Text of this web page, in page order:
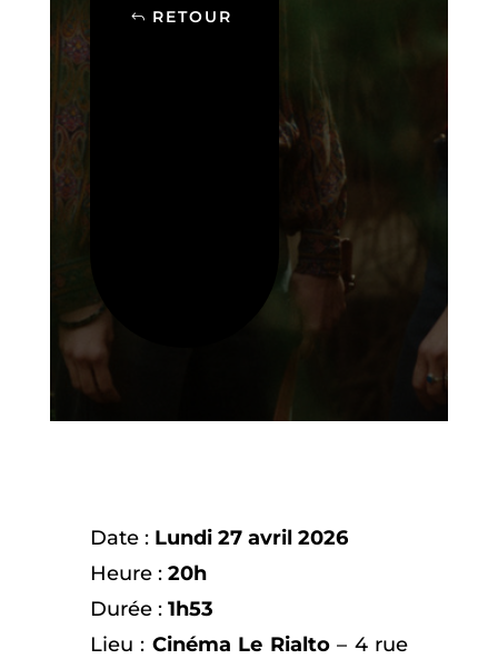
RETOUR
Date : Lundi 27 avril 2026
Heure : 20h
Durée : 1h53
Lieu : Cinéma Le Rialto– 4 rue